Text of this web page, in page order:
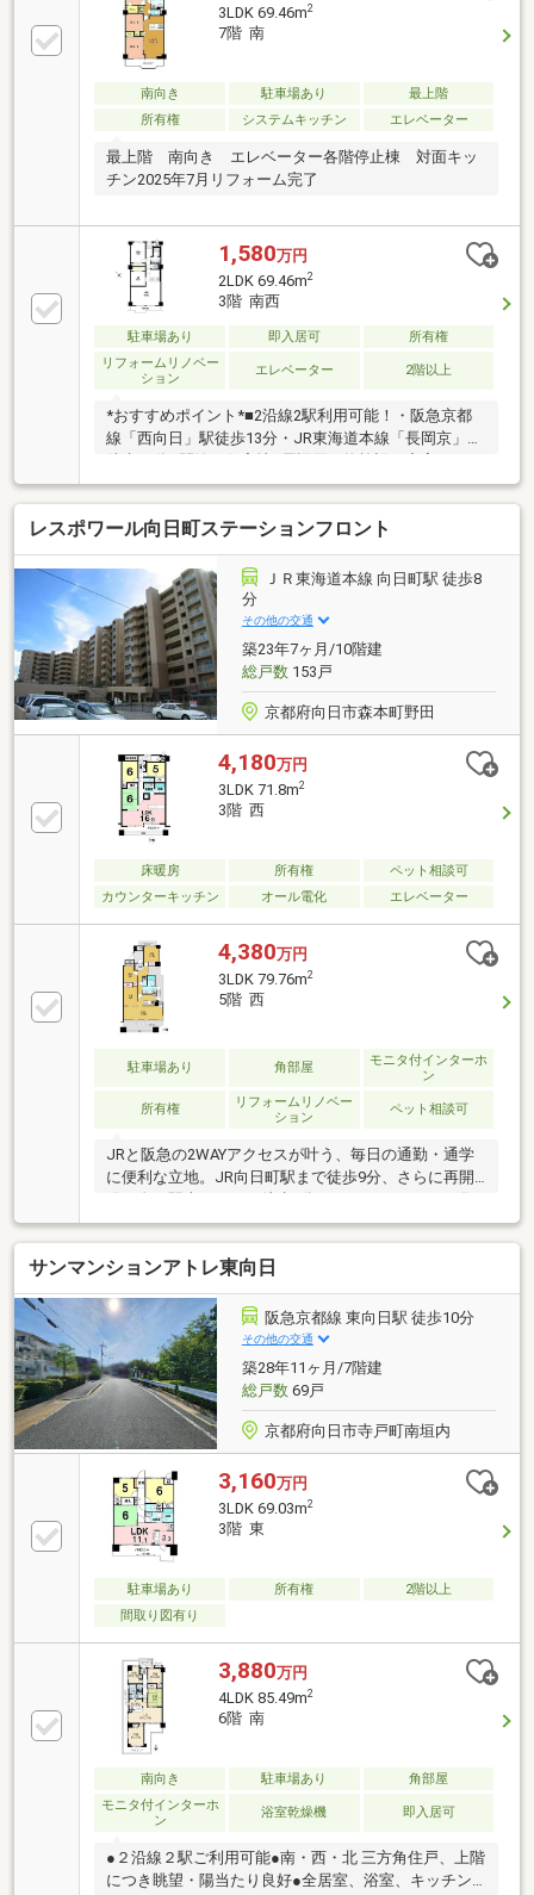
3LDK 69.46m2
7階 南
南向き 駐車場あり
最上階
所有権
システムキッチン エレベーター
最上階 南向き エレベーター各階停止棟 対面キッ
チン2025年7月リフォーム完了
1,580万円
2LDK 69.46m2
3階 南西
駐車場あり 即入居可
所有権
リフォームリノベー
ション
エレベーター 2階以上
*おすすめポイント*■2沿線2駅利用可能！・阪急京都
線「西向日」駅徒歩13分・JR東海道本線「長岡京」駅
徒歩22分■閑静な住宅地■周辺買い物施設も充実！■エ
レベーター2基全階停止♪■フルリノベーション！令和7
年8月末完了済！【内容】キッチン、浴室、洗面台、
トイレ…新調フローリング、クロス…全室張替 等※バ
イク置場：月額300円～500円/台※自転車置場：月額
200円/台(空き状況は担当までお問い合わせください)
ご内覧希望のお客様は、お電話いただければスムーズ
にご案内させていただけます♪お気軽にお問い合わせ
下さい！
レスポワール向日町ステーションフロント
ＪＲ東海道本線 向日町駅 徒歩8
分
その他の交通
築23年7ヶ月/10階建
総戸数153戸
京都府向日市森本町野田
4,180万円
3LDK 71.8m2
3階 西
床暖房 所有権
ペット相談可
カウンターキッチン
オール電化 エレベーター
4,380万円
3LDK 79.76m2
5階 西
駐車場あり 角部屋
モニタ付インターホ
ン
所有権
リフォームリノベー
ション
ペット相談可
JRと阪急の2WAYアクセスが叶う、毎日の通勤・通学
に便利な立地。JR向日町駅まで徒歩9分、さらに再開
展にも期待が高まる住環境です。駅近の利便性を享受
しながら、ペットと一緒に暮らせるのも嬉しいポイン
ト（規約あり）。オートロック付きで安心感もあり、
忙しい毎日を快適に、そして自分らしく暮らしたい方
におすすめの住まいです。交通利便性、将来性、暮ら
しやすさを兼ね備えたこの場所で、新しい暮らしを始
めてみませんか？SUUMO掲載数1位の実績と、ネット
公開前の「未公開情報」で理想の住まいをご提案しま
す。お気軽にお問い合わせください♪
サンマンションアトレ東向日
阪急京都線 東向日駅 徒歩10分
その他の交通
築28年11ヶ月/7階建
総戸数69戸
京都府向日市寺戸町南垣内
3,160万円
3LDK 69.03m2
3階 東
駐車場あり 所有権
2階以上
間取り図有り
3,880万円
4LDK 85.49m2
6階 南
南向き 駐車場あり
角部屋
モニタ付インターホ
ン
浴室乾燥機 即入居可
●２沿線２駅ご利用可能●南・西・北 三方角住戸、上階
につき眺望・陽当たり良好●全居室、浴室、キッチン